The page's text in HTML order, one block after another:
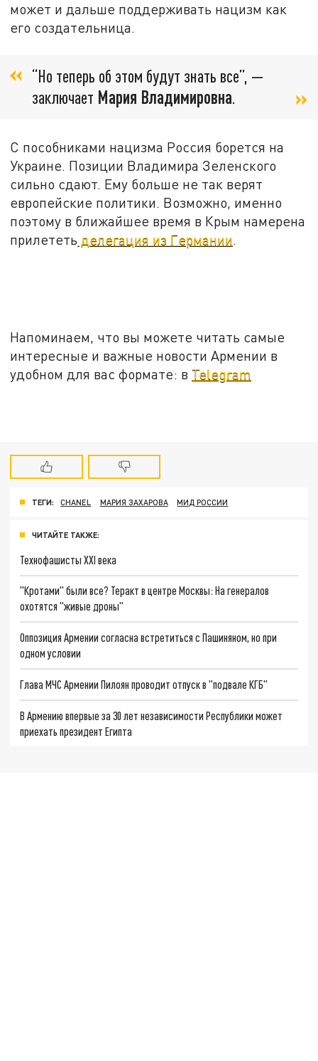
может и дальше поддерживать нацизм как
его создательница.
“Но теперь об этом будут знать все”, —
заключает Мария Владимировна.
С пособниками нацизма Россия борется на
Украине. Позиции Владимира Зеленского
сильно сдают. Ему больше не так верят
европейские политики. Возможно, именно
поэтому в ближайшее время в Крым намерена
прилететь делегация из Германии.
Напоминаем, что вы можете читать самые
интересные и важные новости Армении в
удобном для вас формате: в Telegram
ТЕГИ: CHANEL МАРИЯ ЗАХАРОВА МИД РОССИИ
ЧИТАЙТЕ ТАКЖЕ:
Технофашисты XXI века
"Кротами" были все? Теракт в центре Москвы: На генералов
охотятся "живые дроны"
Оппозиция Армении согласна встретиться с Пашиняном, но при
одном условии
Глава МЧС Армении Пилоян проводит отпуск в "подвале КГБ"
В Армению впервые за 30 лет независимости Республики может
приехать президент Египта